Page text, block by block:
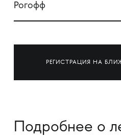
Рогофф
РЕГИСТРАЦИЯ НА
Подробнее о